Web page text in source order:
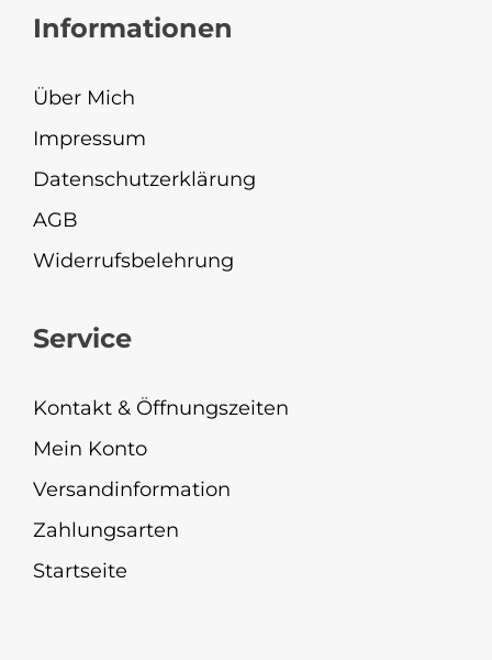
Informationen
Über Mich
Impressum
Datenschutzerklärung
AGB
Widerrufsbelehrung
Service
Kontakt & Öffnungszeiten
Mein Konto
Versandinformation
Zahlungsarten
Startseite